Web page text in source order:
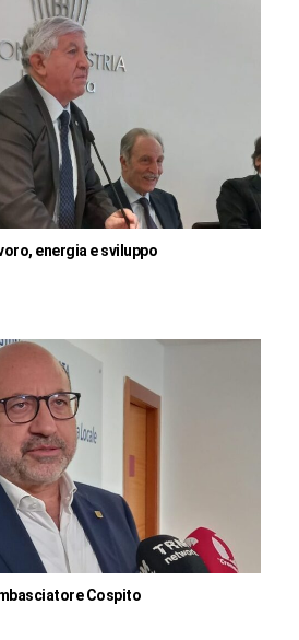
energia e sviluppo
Cospito